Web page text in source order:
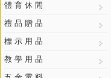
體 育 休 閒
禮 品 贈 品
標 示 用 品
教 學 用 品